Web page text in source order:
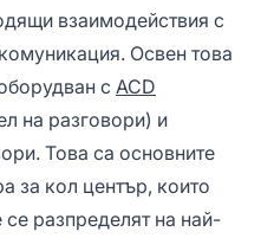
взаимодействия с
Освен това
с ACD
на разговори) и
Това са основните
за кол център, които
се разпределят на най-